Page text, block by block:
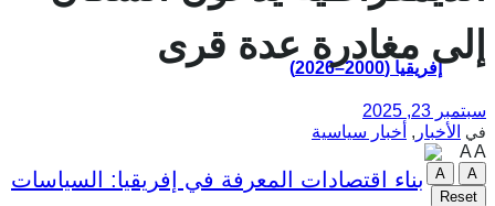
إفريقيا (2000–2026)
إلى مغادرة عدة قرى
سبتمبر 23, 2025
في الأخبار , أخبار سياسية
AA
A
A
Reset